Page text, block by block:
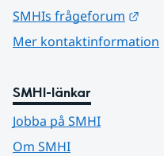
SMHIs frågeforum
Mer kontaktinformation
SMHI-länkar
Jobba på SMHI
Om SMHI